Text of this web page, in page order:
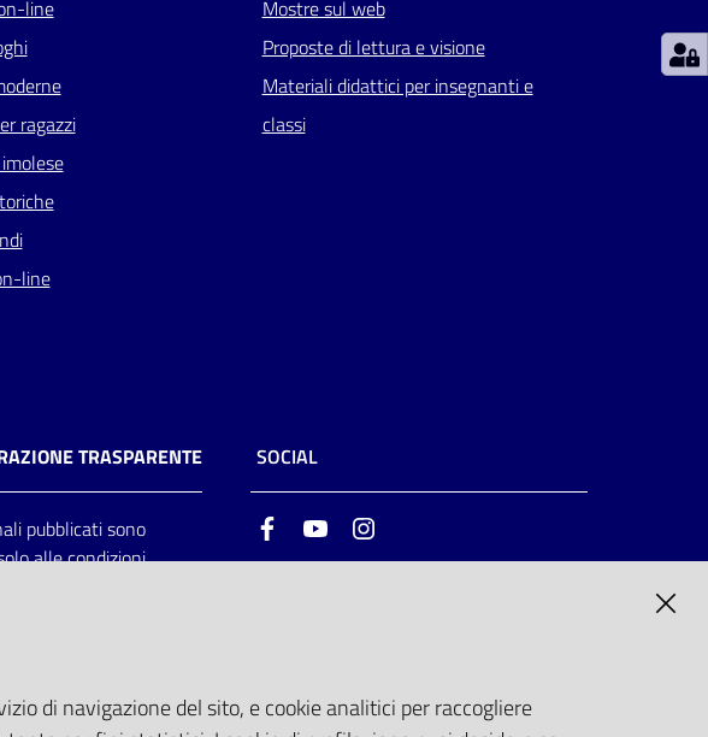
line
ragazzi
line
Mostre sul web
Proposte di lettura e visione
Materiali didattici per insegnanti e
classi
TRASPARENTE
pubblicati sono
alle condizioni
SOCIAL
FacebookYoutube
di navigazione del sito, e cookie analitici per raccogliere